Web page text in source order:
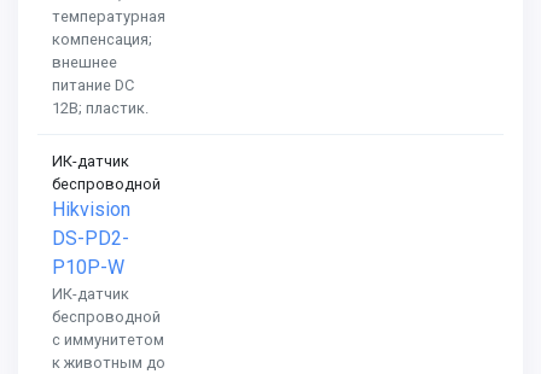
температурная
компенсация;
внешнее
питание DC
12В; пластик.
ИК-датчик
беспроводной
Hikvision
DS-PD2-
P10P-W
ИК-датчик
беспроводной
с иммунитетом
к животным до